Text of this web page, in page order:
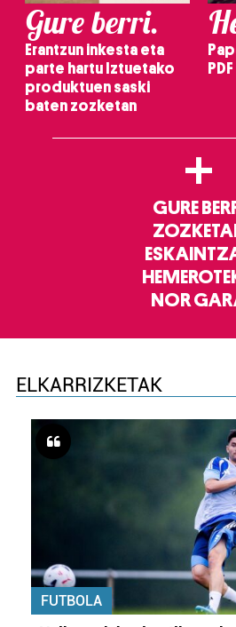
Gure berri.
Erantzun inkesta eta
parte hartu Iztuetako
produktuen saski
baten zozketan
+
GURE
NOR
ELKARRIZKETAK
FUTBOLA